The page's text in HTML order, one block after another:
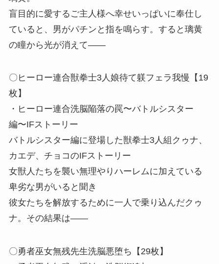
盲目的に愛するご主人様へ幸せいっぱいに奉仕し
ていると、男がパチンと指を鳴らす。すると璃黄
の瞳から光が消えて――
〇ヒーロー連合獣拳士3人娘待て躾フェラ我慢【19
枚】
・ヒーロー連合洗脳陥落の罠〜バトルシスター
編〜IFストーリー
バトルシスター編に登場した獣拳士3人組クゥナ、
カエデ、チョコのIFストーリー
女獣人たちを襲い無理やりハーレムに加えている
卑劣な男がいると聞き
彼女たちを解放するために一人で乗り込んだクゥ
ナ。その結果は――
〇勇者巫女無残先生洗脳悪堕ち【29枚】